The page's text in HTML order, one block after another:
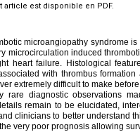
article est disponible en PDF.
microangiopathy syndrome
microcirculation induced
heart failure. Histological
with thrombus
extremely difficult to make
rare diagnostic observations
remain to be elucidated,
clinicians to better understand
very poor prognosis allowing